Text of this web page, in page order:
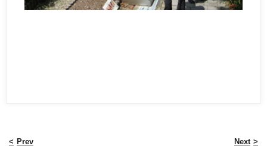
Prev Next